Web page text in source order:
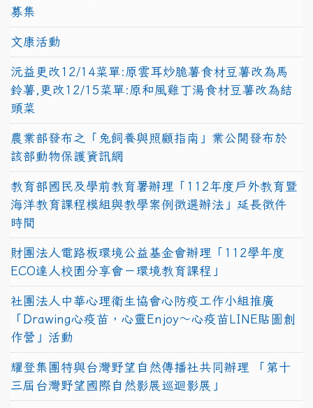
募集
文康活動
沅益更改12/14菜單:原雲耳炒脆薯食材豆薯改為馬
鈴薯,更改12/15菜單:原和風雞丁湯食材豆薯改為結
頭菜
農業部發布之「兔飼養與照顧指南」業公開發布於
該部動物保護資訊網
教育部國民及學前教育署辦理「112年度戶外教育暨
海洋教育課程模組與教學案例徵選辦法」延長徵件
時間
財團法人電路板環境公益基金會辦理「112學年度
ECO達人校園分享會－環境教育課程」
社團法人中華心理衛生協會心防疫工作小組推廣
「Drawing心疫苗，心靈Enjoy〜心疫苗LINE貼圖創
作營」活動
耀登集團特與台灣野望自然傳播社共同辦理 「第十
三屆台灣野望國際自然影展巡迴影展」